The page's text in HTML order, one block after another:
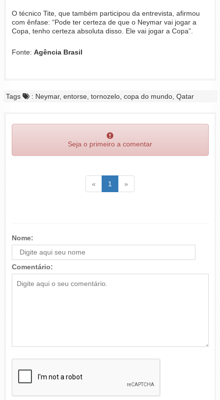
O técnico Tite, que também participou da entrevista, afirmou
com ênfase: “Pode ter certeza de que o Neymar vai jogar a
Copa, tenho certeza absoluta disso. Ele vai jogar a Copa”.
Fonte: Agência Brasil
Tags : Neymar, entorse, tornozelo, copa do mundo, Qatar
Seja o primeiro a comentar
« Voltar1 (atual)
»
Nome:
Comentário: